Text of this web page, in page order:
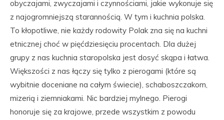
obyczajami, zwyczajami i czynnościami, jakie wykonuje się
z najogromniejszą starannością. W tym i kuchnia polska.
To kłopotliwe, nie każdy rodowity Polak zna się na kuchni
etnicznej choć w pięćdziesięciu procentach. Dla dużej
grupy z nas kuchnia staropolska jest dosyć skąpa i łatwa.
Większości z nas łączy się tylko z pierogami (które są
wybitnie doceniane na całym świecie), schaboszczakom,
mizerią i ziemniakami. Nic bardziej mylnego. Pierogi
honoruje się za krajowe, przede wszystkim z powodu